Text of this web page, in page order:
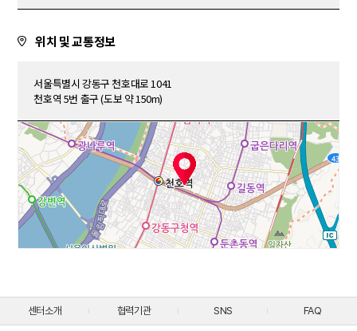
위치 및 교통정보
서울특별시 강동구 천호대로 1041
천호역 5번 출구 (도보 약 150m)
센터소개 협력기관 SNS FAQ